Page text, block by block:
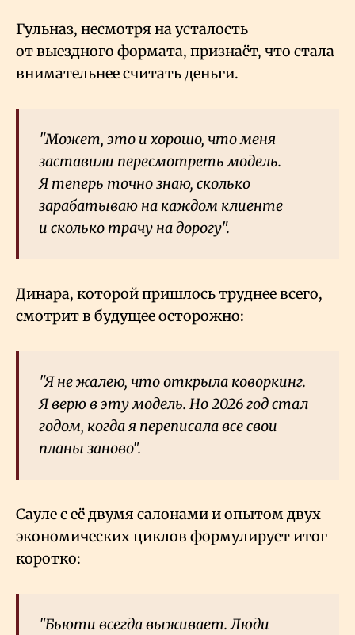
Гульназ, несмотря на усталость
от выездного формата, признаёт, что стала
внимательнее считать деньги.
"Может, это и хорошо, что меня
заставили пересмотреть модель.
Я теперь точно знаю, сколько
зарабатываю на каждом клиенте
и сколько трачу на дорогу".
Динара, которой пришлось труднее всего,
смотрит в будущее осторожно:
"Я не жалею, что открыла коворкинг.
Я верю в эту модель. Но 2026 год стал
годом, когда я переписала все свои
планы заново".
Сауле с её двумя салонами и опытом двух
экономических циклов формулирует итог
коротко:
"Бьюти всегда выживает. Люди